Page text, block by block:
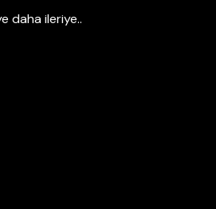
daha ileriye..